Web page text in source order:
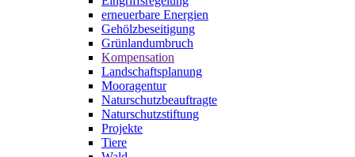
erneuerbare Energien
Gehölzbeseitigung
Grünlandumbruch
Kompensation
Landschaftsplanung
Mooragentur
Naturschutzbeauftragte
Naturschutzstiftung
Projekte
Tiere